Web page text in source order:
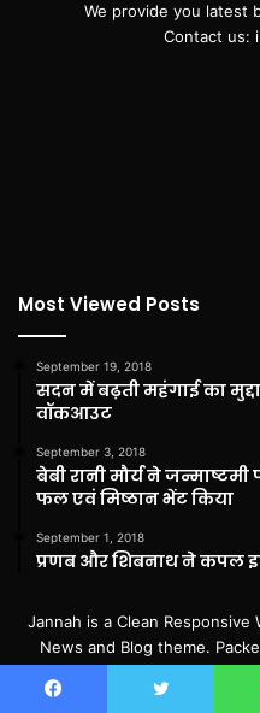
We provide you latest
Contact us:
Most Viewed Posts
September 19, 2018
सदन में बढ़ती महंगाई का
वॉकआउट
September 3, 2018
बेबी रानी मौर्य ने
फल एवं मिष्ठान भेंट किया
September 1, 2018
प्रणब और शिबनाथ ने कपल
Jannah is a Clean Responsive
News and Blog theme.